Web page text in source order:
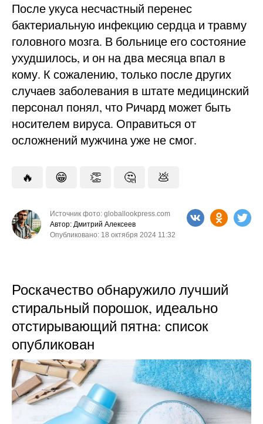
После укуса несчастный перенес
бактериальную инфекцию сердца и травму
головного мозга. В больнице его состояние
ухудшилось, и он на два месяца впал в
кому. К сожалению, только после других
случаев заболевания в штате медицинский
персонал понял, что Ричард может быть
носителем вируса. Оправиться от
осложнений мужчина уже не смог.
🔥 😁 👏 🤔 💩
Источник фото: globallookpress.com
Автор: Дмитрий Алексеев
Опубликовано: 18 октября 2024 11:32
Роскачество обнаружило лучший
стиральный порошок, идеально
отстирывающий пятна: список
опубликован